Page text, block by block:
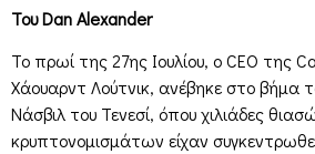
Του Dan Alexander
Το πρωί της 27ης Ιουλίου, ο CEO της
Χάουαρντ Λούτνικ, ανέβηκε στο βήμα
Νάσβιλ του Τενεσί, όπου χιλιάδες
κρυπτονομισμάτων είχαν